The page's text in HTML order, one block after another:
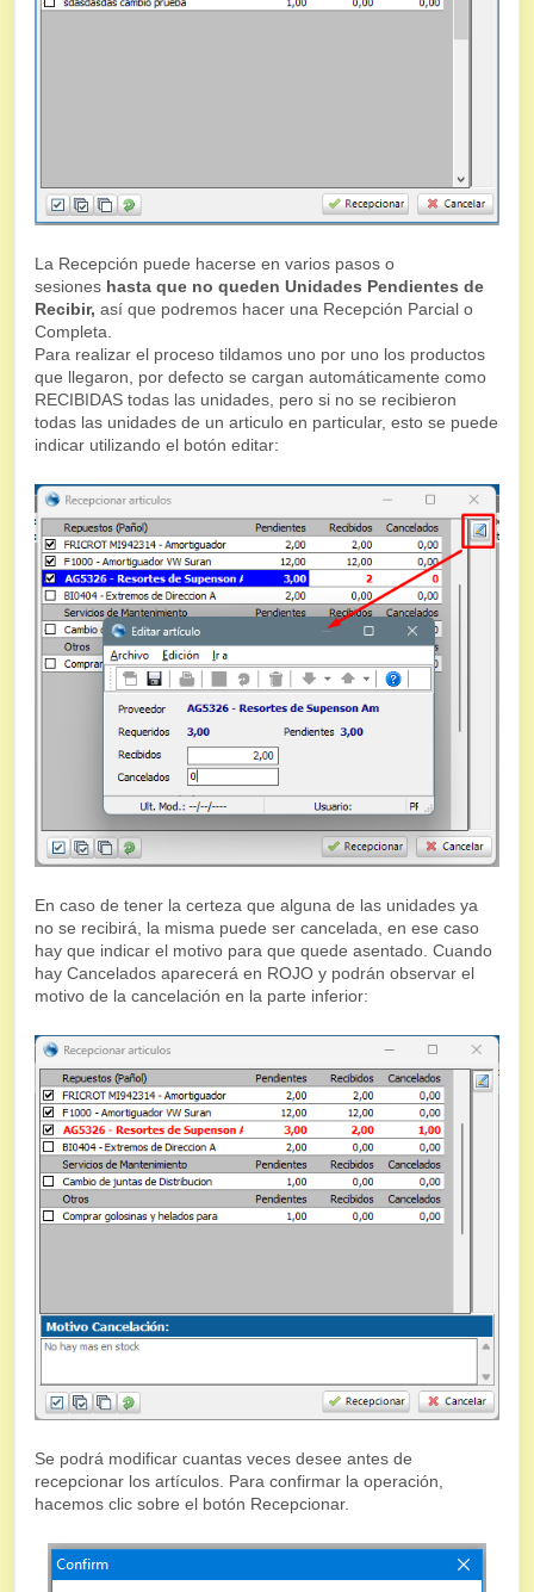
La Recepción puede hacerse en varios pasos o
sesiones hasta que no queden Unidades Pendientes de
Recibir, así que podremos hacer una Recepción Parcial o
Completa.
Para realizar el proceso tildamos uno por uno los productos
que llegaron, por defecto se cargan automáticamente como
RECIBIDAS todas las unidades, pero si no se recibieron
todas las unidades de un articulo en particular, esto se puede
indicar utilizando el botón editar:
En caso de tener la certeza que alguna de las unidades ya
no se recibirá, la misma puede ser cancelada, en ese caso
hay que indicar el motivo para que quede asentado. Cuando
hay Cancelados aparecerá en ROJO y podrán observar el
motivo de la cancelación en la parte inferior:
Se podrá modificar cuantas veces desee antes de
recepcionar los artículos. Para confirmar la operación,
hacemos clic sobre el botón Recepcionar.